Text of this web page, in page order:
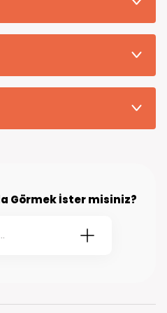
gibi yerlere bu süre 7 güne
Görmek İster misiniz?